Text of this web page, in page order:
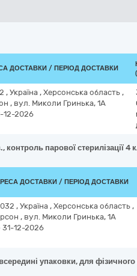
ДОСТАВКИ / ПЕРІОД ДОСТАВКИ
, Україна , Херсонська область ,
, вул. Миколи Гринька, 1А
12-2026
парової стерилізації
ДОСТАВКИ / ПЕРІОД ДОСТАВКИ
, Україна , Херсонська область ,
, вул. Миколи Гринька, 1А
31-12-2026
упаковки, для